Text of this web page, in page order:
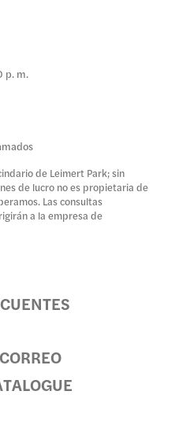
p. m.
de Leimert Park; sin
de lucro no es propietaria de
Las consultas
a la empresa de